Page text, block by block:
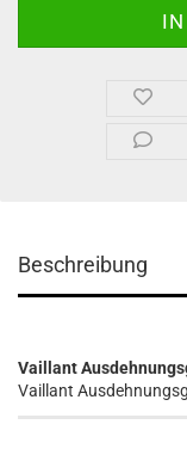
Beschreibung
Vaillant
Vaillant